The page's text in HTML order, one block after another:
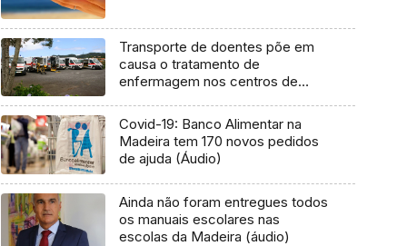
Transporte de doentes põe em
causa o tratamento de
enfermagem nos centros de
Covid-19: Banco Alimentar na
Madeira tem 170 novos pedidos
de ajuda (Áudio)
Ainda não foram entregues todos
os manuais escolares nas
escolas da Madeira (áudio)